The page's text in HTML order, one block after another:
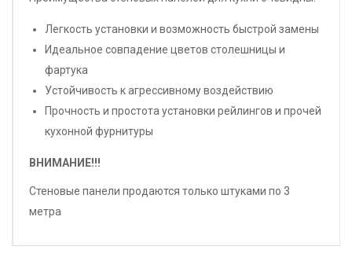
Легкость установки и возможность быстрой замены
Идеальное совпадение цветов столешницы и
фартука
Устойчивость к агрессивному воздействию
Прочность и простота установки рейлингов и прочей
кухонной фурнитуры
ВНИМАНИЕ!!!
Стеновые панели продаются только штуками по 3
метра